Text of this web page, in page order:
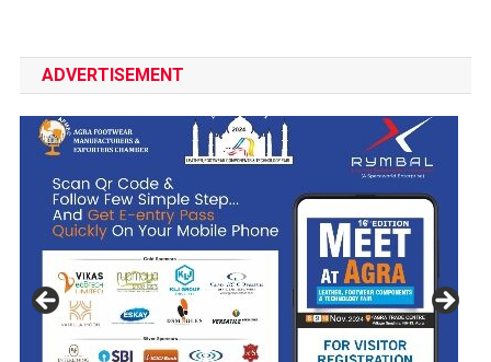
ADVERTISEMENT